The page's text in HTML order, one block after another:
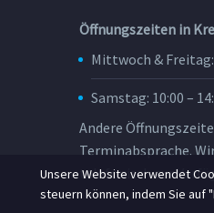
Öffnungszeiten in
Mittwoch & Freitag:
Samstag: 10:00 –
Andere
Terminabsprache.
telefonisch zur
Unsere Website verwendet
steuern können, indem Sie auf